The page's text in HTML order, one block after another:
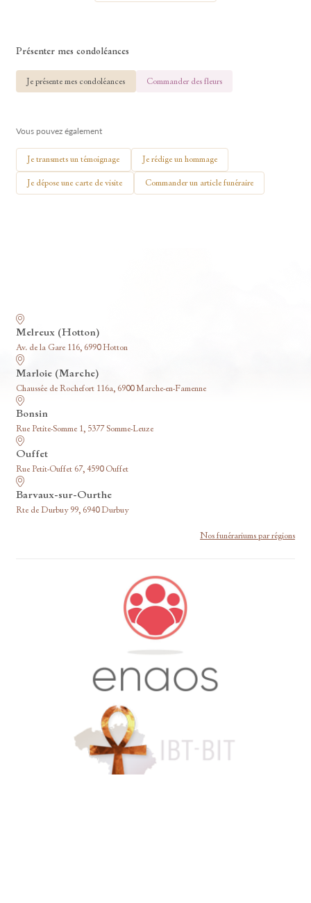
Présenter mes condoléances
Je présente mes condoléances Commander des fleurs
Vous pouvez également
Je transmets un témoignage Je rédige un hommage
Je dépose une carte de visite Commander un article funéraire
Melreux (Hotton)
Av. de la Gare 116, 6990 Hotton
Marloie (Marche)
Chaussée de Rochefort 116a, 6900 Marche-en-Famenne
Bonsin
Rue Petite-Somme 1, 5377 Somme-Leuze
Ouffet
Rue Petit-Ouffet 67, 4590 Ouffet
Barvaux-sur-Ourthe
Rte de Durbuy 99, 6940 Durbuy
Nos funérariums par régions